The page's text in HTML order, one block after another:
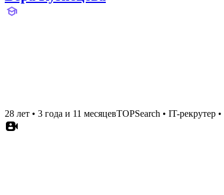
28 лет • 3 года и 11 месяцевTOPSearch • IT-рекрутер •